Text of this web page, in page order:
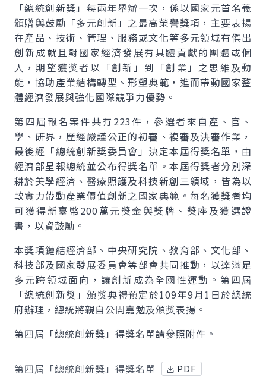
「總統創新獎」每兩年舉辦一次，係以國家元首名義
頒贈與鼓勵「多元創新」之最高榮譽獎項，主要表揚
在產品、技術、管理、服務或文化等多元領域有傑出
創新成就且對國家經濟發展有具體貢獻的團體或個
人，期望獲獎者以「創新」到「創業」之思維及動
能，協助產業結構轉型、形塑典範，進而帶動國家整
體經濟發展與強化國際競爭力優勢。
第四屆報名案件共有223件，參選者來自產、官、
學、研界，歷經嚴謹公正的初審、複審及決審作業，
最後經「總統創新獎委員會」決定本屆得獎名單，由
經濟部呈報總統並公布得獎名單。本屆得獎者分別深
耕於美學經濟、醫療照護及科技新創三領域，皆為以
軟實力帶動產業價值創新之國家典範。每名獲獎者均
可獲得新臺幣200萬元獎金與獎牌、獎座及獲選證
書，以資鼓勵。
本獎項鏈結經濟部、中央研究院、教育部、文化部、
科技部及國家發展委員會等部會共同推動，以達滿足
多元跨領域面向，讓創新成為全國性運動。第四屆
「總統創新獎」頒獎典禮預定於109年9月1日於總統
府辦理，總統將親自公開嘉勉及頒獎表揚。
第四屆「總統創新獎」得獎名單請參照附件。
第四屆「總統創新獎」得獎名單 PDF